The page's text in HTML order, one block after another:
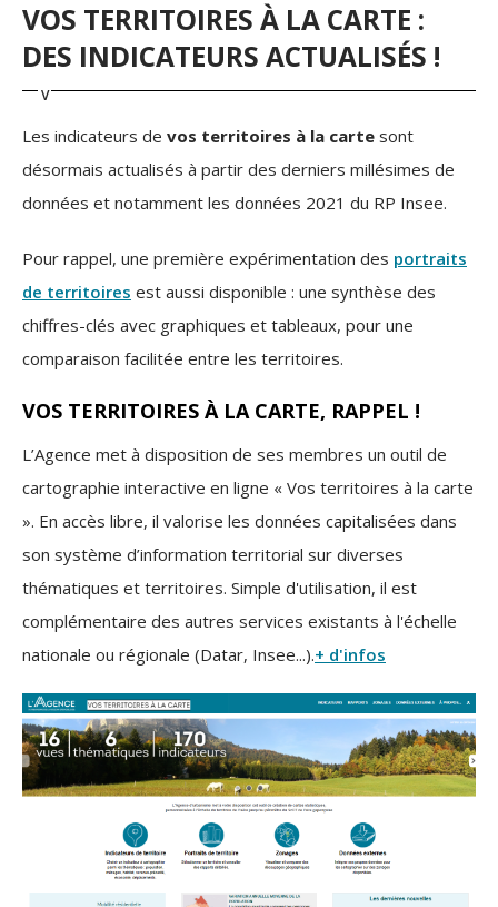
VOS TERRITOIRES À LA CARTE :
DES INDICATEURS ACTUALISÉS !
Les indicateurs de vos territoires à la carte sont
désormais actualisés à partir des derniers millésimes de
données et notamment les données 2021 du RP Insee.
Pour rappel, une première expérimentation des portraits
de territoires est aussi disponible : une synthèse des
chiffres-clés avec graphiques et tableaux, pour une
comparaison facilitée entre les territoires.
VOS TERRITOIRES À LA CARTE, RAPPEL !
L’Agence met à disposition de ses membres un outil de
cartographie interactive en ligne « Vos territoires à la carte
». En accès libre, il valorise les données capitalisées dans
son système d’information territorial sur diverses
thématiques et territoires. Simple d'utilisation, il est
complémentaire des autres services existants à l'échelle
nationale ou régionale (Datar, Insee...).+ d'infos